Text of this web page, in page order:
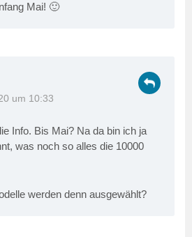
Mai! 🙂
um 10:33
Info. Bis Mai? Na da bin ich ja
was noch so alles die 10000
werden denn ausgewählt?